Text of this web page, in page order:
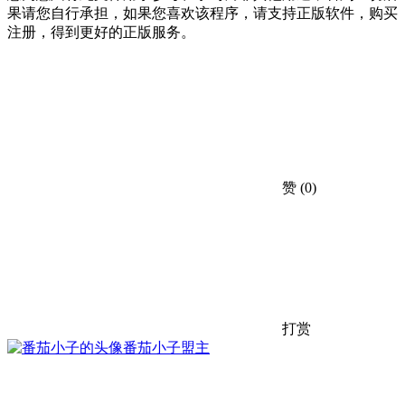
果请您自行承担，如果您喜欢该程序，请支持正版软件，购买
注册，得到更好的正版服务。
赞 (0)
打赏
番茄小子盟主